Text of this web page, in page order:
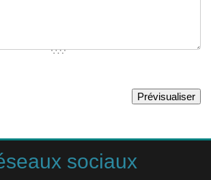
sociaux